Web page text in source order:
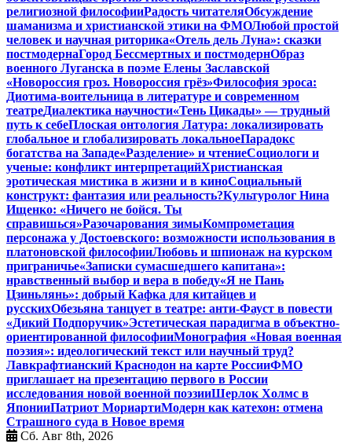
религиозной философииРадость читателяОбсуждение
шаманизма и христианской этики на ФМОЛюбой простой
человек и научная риторика«Отель дель Луна»: сказки
постмодернаГород Бессмертных и постмодернОбраз
военного Луганска в поэме Елены Заславской
«Новороссия гроз. Новороссия грёз»Философия эроса:
Диотима-воительница в литературе и современном
театреДиалектика научности«Тень Цикады» — трудный
путь к себеПлоская онтология Латура: локализировать
глобальное и глобализировать локальноеПарадокс
богатства на Западе«Разделение» и чтениеСоциологи и
ученые: конфликт интерпретацийХристианская
эротическая мистика в жизни и в киноСоциальный
конструкт: фантазия или реальность?Культуролог Нина
Ищенко: «Ничего не бойся. Ты
справишься»Разочарования зимыКомпрометация
персонажа у Достоевского: возможности использования в
платоновской философииЛюбовь и шпионаж на курском
приграничье«Записки сумасшедшего капитана»:
нравственный выбор и вера в победу«Я не Пань
Цзиньлянь»: добрый Кафка для китайцев и
русскихОбезьяна танцует в театре: анти-Фауст в повести
«Дикий Подпоручик»Эстетическая парадигма в объектно-
ориентированной философииМонография «Новая военная
поэзия»: идеологический текст или научный труд?
Лавкрафтианский Краснодон на карте РоссииФМО
приглашает на презентацию первого в России
исследования новой военной поэзииШерлок Холмс в
ЯпонииПатриот МориартиМодерн как катехон: отмена
Страшного суда в Новое время
Сб. Авг 8th, 2026